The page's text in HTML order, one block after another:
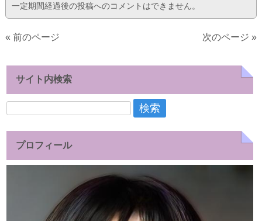
一定期間経過後の投稿へのコメントはできません。
« 前のページ 次のページ »
サイト内検索
検
プロフィール